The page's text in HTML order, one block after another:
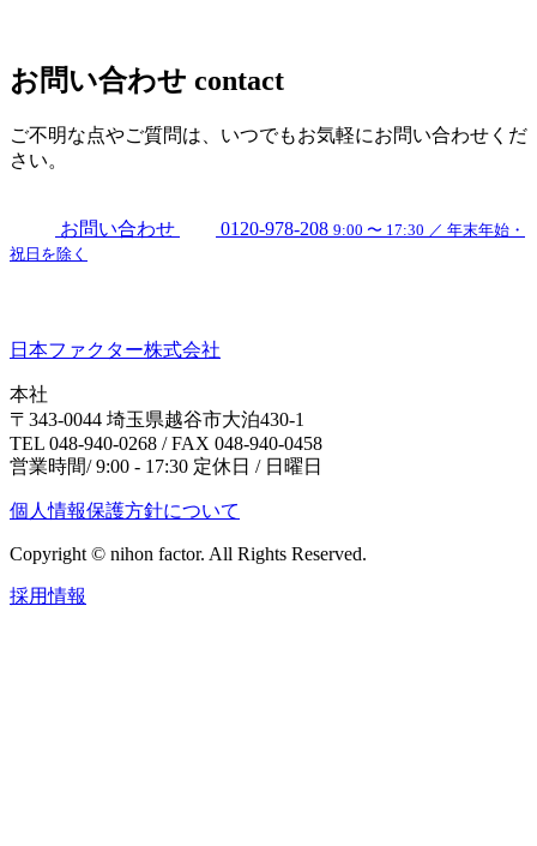
お問い合わせ contact
ご不明な点やご質問は、いつでもお気軽にお問い合わせくだ
さい。
お問い合わせ 0120-978-208 9:00 〜 17:30 ／ 年末年始・
祝日を除く
日本ファクター株式会社
本社
〒343-0044 埼玉県越谷市大泊430-1
TEL 048-940-0268 / FAX 048-940-0458
営業時間/ 9:00 - 17:30 定休日 / 日曜日
個人情報保護方針について
Copyright © nihon factor. All Rights Reserved.
採用情報